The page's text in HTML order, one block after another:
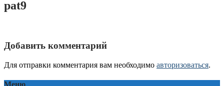
pat9
Добавить комментарий
Для отправки комментария вам необходимо авторизоваться.